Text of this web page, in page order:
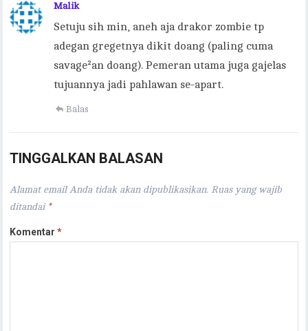
Malik
Setuju sih min, aneh aja drakor zombie tp
adegan gregetnya dikit doang (paling cuma
savage²an doang). Pemeran utama juga gajelas
tujuannya jadi pahlawan se-apart.
Balas
TINGGALKAN BALASAN
Alamat email Anda tidak akan dipublikasikan. Ruas yang wajib
ditandai *
Komentar*